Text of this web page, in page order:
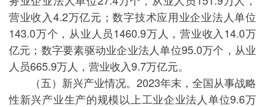
营业收入4.2万亿元；数字技术应用业企业法人单位
143.0万个，从业人员1460.9万人，营业收入14.0万
亿元；数字要素驱动业企业法人单位95.0万个，从业
人员665.9万人，营业收入9.7万亿元。
（五）新兴产业情况。2023年末，全国从事战略
性新兴产业生产的规模以上工业企业法人单位9.6万